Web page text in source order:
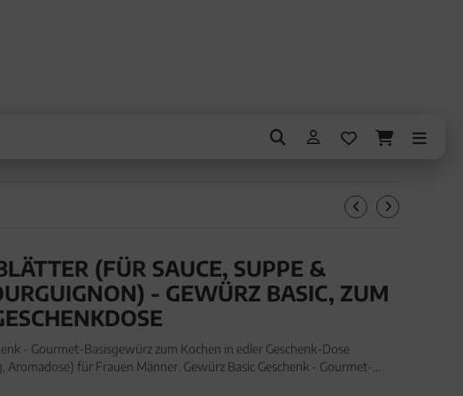
(FÜR SAUCE, SUPPE &
- GEWÜRZ BASIC, ZUM
- Gourmet-Basisgewürz zum Kochen in edler Geschenk-Dose
Aromadose) für Frauen Männer. Gewürz Basic Geschenk - Gourmet-